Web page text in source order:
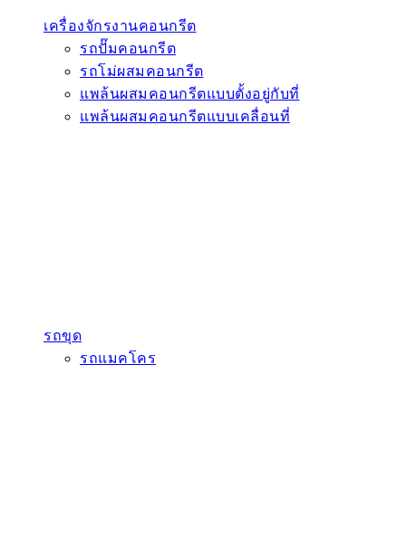
เครื่องจักรงานคอนกรีต
รถปั๊มคอนกรีต
รถโม่ผสมคอนกรีต
แพล้นผสมคอนกรีตแบบตั้งอยู่กับที่
แพล้นผสมคอนกรีตแบบเคลื่อนที่
รถขุด
รถแมคโคร